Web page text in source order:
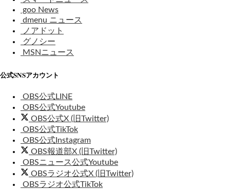
goo News
dmenu ニュース
ノアドット
グノシー
MSNニュース
公式SNSアカウント
OBS公式LINE
OBS公式Youtube
OBS公式X (旧Twitter)
OBS公式TikTok
OBS公式Instagram
OBS報道部X (旧Twitter)
OBSニュース公式Youtube
OBSラジオ公式X (旧Twitter)
OBSラジオ公式TikTok